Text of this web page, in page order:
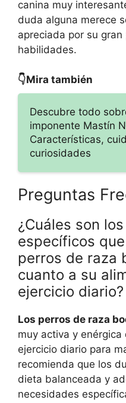
canina muy
duda alguna merece
apreciada por su
habilidades.
👇Mira también
Descubre todo
imponente Mastín
Características,
curiosidades
Preguntas
¿Cuáles son
específicos
perros de raza
cuanto a su
ejercicio diario?
Los perros de raza
muy activa y
ejercicio diario para
recomienda que los
dieta balanceada y
necesidades